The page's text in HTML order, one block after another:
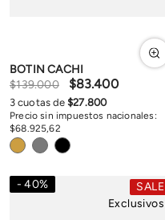
BOTIN CACHI
$139.000 $83.400
Precio sin impuestos nacionales:
$68 925,62
3 cuotas de$27.800
40%
SALE
Exclusivos